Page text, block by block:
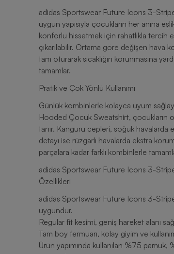
adidas Sportswear Future Icons 3-
uygun yapısıyla çocukların her anına
konforlu hissetmek için rahatlıkla tercih
çıkarılabilir. Ortama göre değişen hava
tam oturarak sıcaklığın korunmasına
tamamlar.
Pratik ve Çok Yönlü Kullanımı
Günlük kombinlerle kolayca uyum
Hooded Çocuk Sweatshirt, çocukların
tanır. Kanguru cepleri, soğuk havalarda
detayı ise rüzgarlı havalarda ekstra
parçalara kadar farklı kombinlerle
adidas Sportswear Future Icons 3-
Özellikleri
adidas Sportswear Future Icons 3-
uygundur.
Regular fit kesimi, geniş hareket alanı
Tam boy fermuarı, kolay giyim ve
Ürün yapımında kullanılan %75